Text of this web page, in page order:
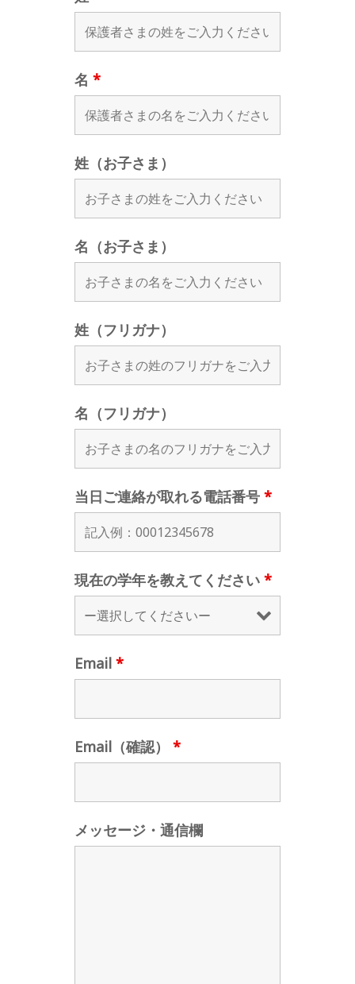
名 *
姓（お子さま）
名（お子さま）
姓（フリガナ）
名（フリガナ）
当日ご連絡が取れる電話番号 *
現在の学年を教えてください *
Email *
Email（確認） *
メッセージ・通信欄